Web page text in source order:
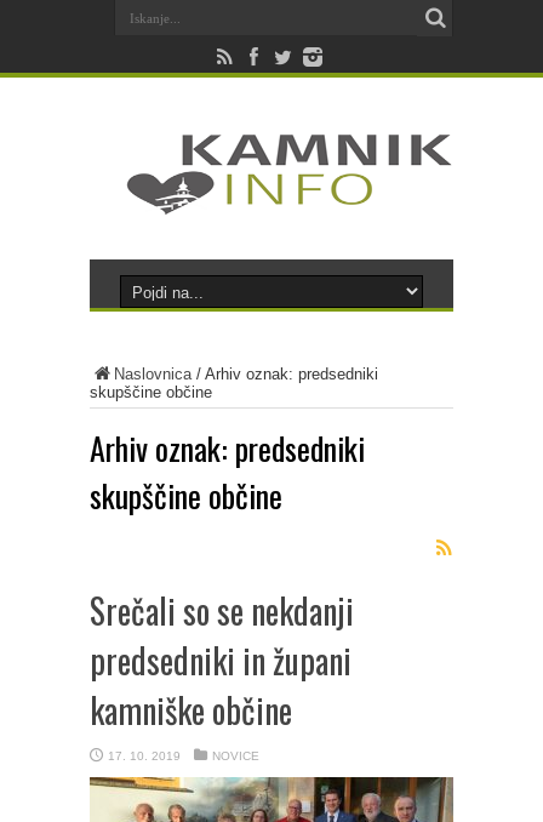
Naslovnica/ Arhiv oznak: predsedniki
skupščine občine
Arhiv oznak: predsedniki
skupščine občine
Srečali so se nekdanji
predsedniki in župani
kamniške občine
17. 10. 2019 NOVICE